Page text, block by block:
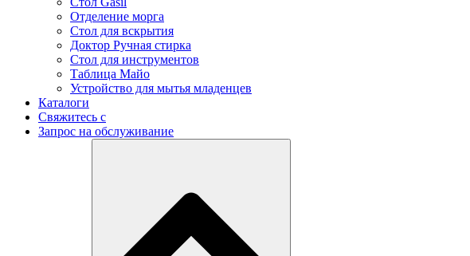
Отделение морга
Стол для вскрытия
Доктор Ручная стирка
Стол для инструментов
Таблица Майо
Устройство для мытья младенцев
Каталоги
Свяжитесь с
Запрос на обслуживание